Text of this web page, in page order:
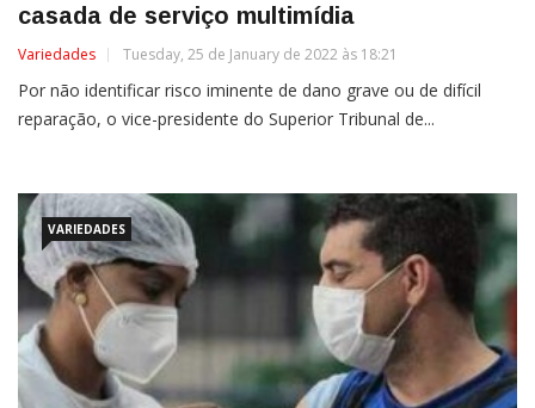
casada de serviço multimídia
Variedades Tuesday, 25 de January de 2022 às 18:21
​Por não identificar risco iminente de dano grave ou de difícil
reparação, o vice-presidente do Superior Tribunal de...
VARIEDADES